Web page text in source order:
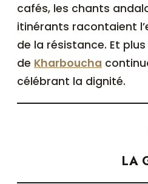
cafés, les chants
itinérants racontaient
de la résistance. Et
de Kharboucha
célébrant la dignité.
LA